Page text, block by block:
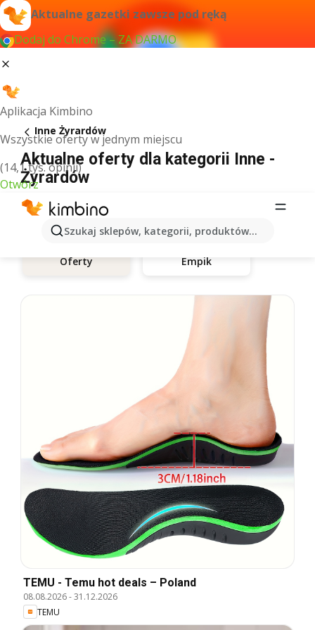
Aktualne gazetki zawsze pod ręką
Dodaj do Chrome – ZA DARMO
Aplikacja Kimbino
Wszystkie oferty w jednym miejscu
(14,1 tys. opinii)
Otwórz
Szukaj sklepów, kategorii, produktów...
Inne Żyrardów
Aktualne oferty dla kategorii Inne -
Żyrardów
Oferty Empik
TEMU - Temu hot deals – Poland
08.08.2026-31.12.2026
TEMU